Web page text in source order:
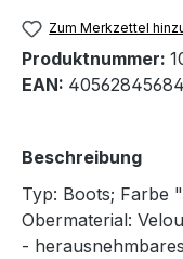
Zum Merkzettel
Produktnummer:
EAN:
Beschreibung
Typ: Boots; Farbe
Obermaterial:
-